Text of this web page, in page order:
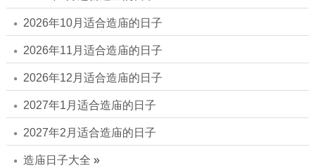
2026年10月适合造庙的日子
2026年11月适合造庙的日子
2026年12月适合造庙的日子
2027年1月适合造庙的日子
2027年2月适合造庙的日子
造庙日子大全 »